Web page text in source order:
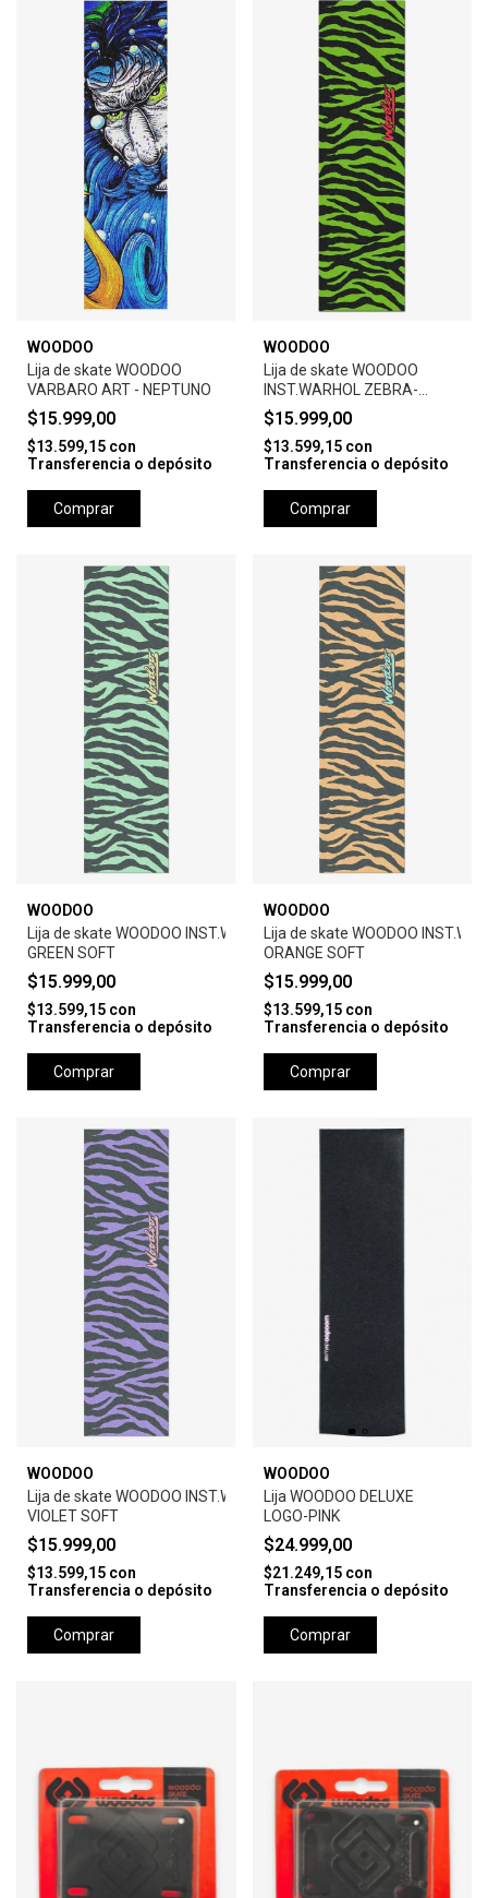
WOODOO
Lija de skate WOODOO
VARBARO ART - NEPTUNO
$15.999,00
$13.599,15 con
Transferencia o depósito
Comprar
WOODOO
Lija de skate WOODOO
INST.WARHOL ZEBRA-
GREEN
$15.999,00
$13.599,15 con
Transferencia o depósito
Comprar
WOODOO
Lija de skate WOODOO INST.WARHOL ZEBRA-
GREEN SOFT
$15.999,00
$13.599,15 con
Transferencia o depósito
Comprar
WOODOO
Lija de skate WOODOO
ORANGE SOFT
$15.999,00
$13.599,15 con
Transferencia o depósito
Comprar
WOODOO
Lija de skate WOODOO INST.WARHOL ZEBRA-
VIOLET SOFT
$15.999,00
$13.599,15 con
Transferencia o depósito
Comprar
WOODOO
Lija WOODOO DELUXE
LOGO-PINK
$24.999,00
$21.249,15 con
Transferencia o depósito
Comprar